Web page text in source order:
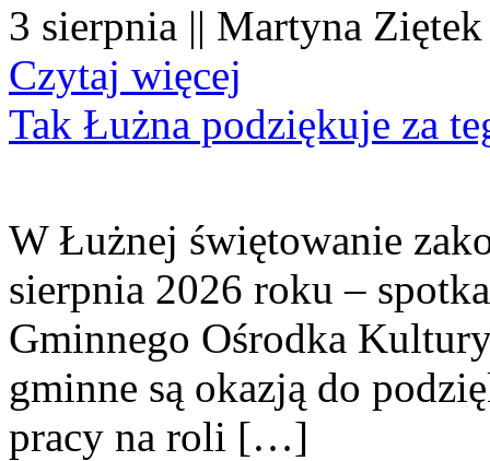
3 sierpnia || Martyna
Czytaj więcej
Tak Łużna podziękuje za
W Łużnej świętowanie
sierpnia 2026 roku –
Gminnego Ośrodka
gminne są okazją do
pracy na roli […]